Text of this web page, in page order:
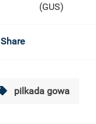
(GUS)
Share
pilkada gowa